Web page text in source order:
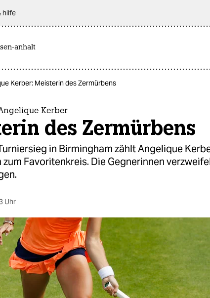
hilfe
anhalt
Kerber: Meisterin des Zermürbens
Kerber
des Zermürbens
in Birmingham zählt Angelique
Favoritenkreis. Die Gegnerinnen
Uhr